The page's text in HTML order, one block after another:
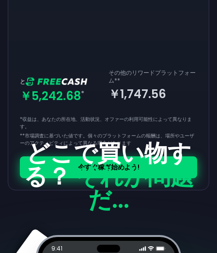
と
￥5,242.68*
その他のリワードプラットフォー
ム**
￥1,747.56
*収益は、あなたの所在地、活動状況、オファーの利用可能性によって異なりま
す。
**市場調査に基づいた値です。個々のプラットフォームの報酬は、場所やユーザ
ーのアクティビティによって異なる場合があります
今すぐ稼ぎ始めよう!
どこで買い物す
る？それが問題
だ...
9:41